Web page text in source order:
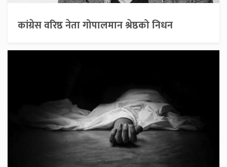
कांग्रेस वरिष्ठ नेता गोपालमान श्रेष्ठको निधन